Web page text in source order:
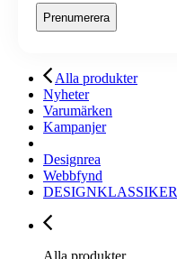
Alla produkter
Nyheter
Varumärken
Kampanjer
Designrea
Webbfynd
DESIGNKLASSIKER